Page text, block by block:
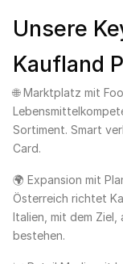
Unsere
Kaufland
🌐 Marktplatz mit
Sortiment. Smart
Card.
🌍 Expansion mit
Österreich richtet
Italien, mit dem Ziel,
bestehen.